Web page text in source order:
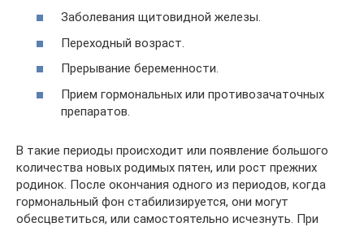
Заболевания щитовидной железы.
Переходный возраст.
Прерывание беременности.
Прием гормональных или противозачаточных
препаратов.
В такие периоды происходит или появление большого
количества новых родимых пятен, или рост прежних
родинок. После окончания одного из периодов, когда
гормональный фон стабилизируется, они могут
обесцветиться, или самостоятельно исчезнуть. При